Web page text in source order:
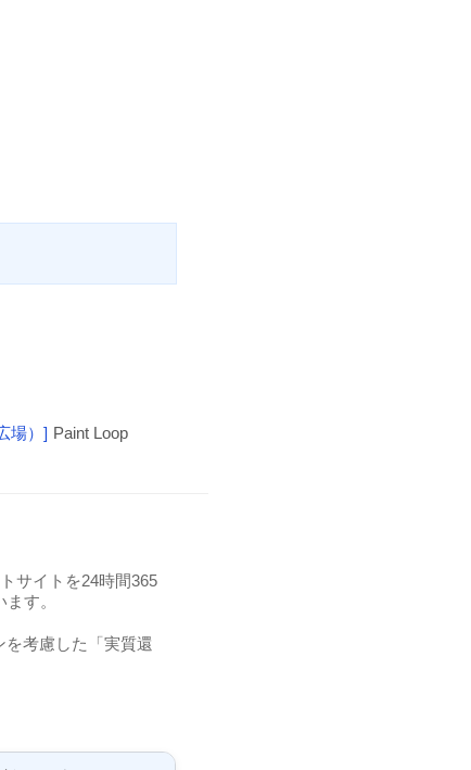
場）] Paint Loop
サイトを24時間365
す。
考慮した「実質還